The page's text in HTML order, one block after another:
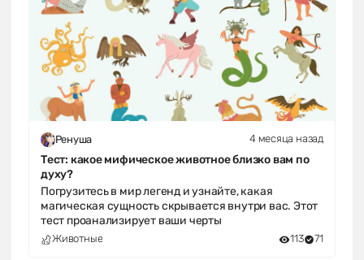
Ренуша 4 месяца назад
Тест: какое мифическое животное близко вам по
духу?
Погрузитесь в мир легенд и узнайте, какая
магическая сущность скрывается внутри вас. Этот
тест проанализирует ваши черты
Животные 113 71